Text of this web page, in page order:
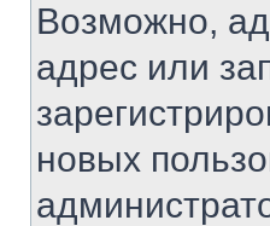
Возможно,
адрес или
новых